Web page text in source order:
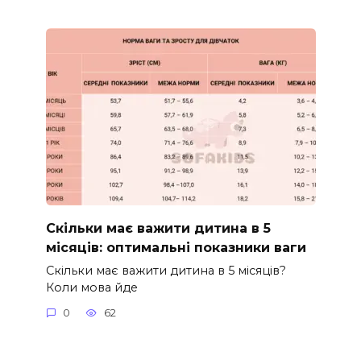
Скільки має важити дитина в 5
місяців: оптимальні показники ваги
Скільки має важити дитина в 5 місяців?
Коли мова йде
0 62